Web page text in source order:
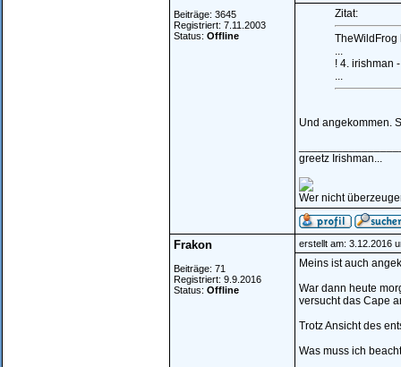
Beiträge: 3645
Registriert: 7.11.2003
Status: Offline
Zitat:
TheWildFrog
...
! 4. irishman
...
Und angekommen.
greetz Irishman...
Wer nicht
Frakon
Beiträge: 71
Registriert: 9.9.2016
Status: Offline
erstellt am: 3.12.2016
Meins ist auch
War dann heute
versucht das Cape
Trotz Ansicht des
Was muss ich